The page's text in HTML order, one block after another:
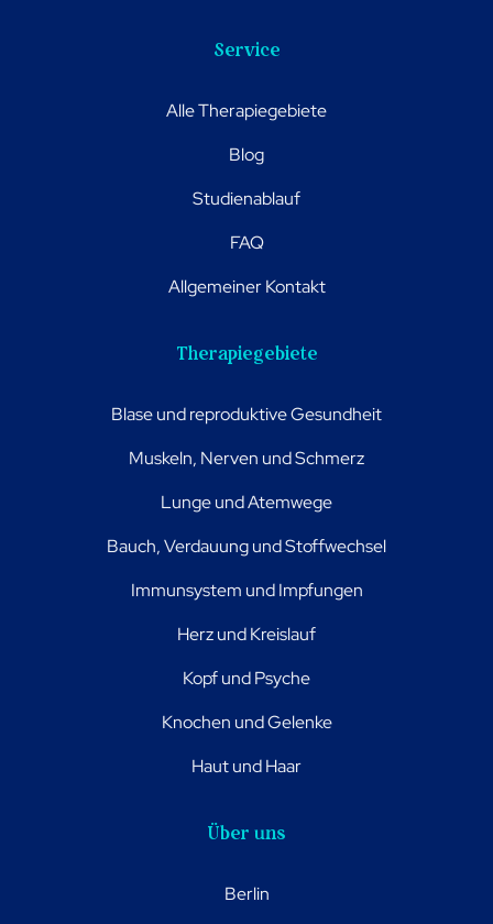
Service
Alle Therapiegebiete
Blog
Studienablauf
FAQ
Allgemeiner Kontakt
Therapiegebiete
Blase und reproduktive Gesundheit
Muskeln, Nerven und Schmerz
Lunge und Atemwege
Bauch, Verdauung und Stoffwechsel
Immunsystem und Impfungen
Herz und Kreislauf
Kopf und Psyche
Knochen und Gelenke
Haut und Haar
Über uns
Berlin